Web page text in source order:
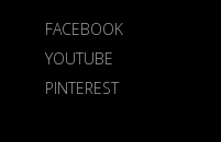
FACEBOOK
YOUTUBE
PINTEREST